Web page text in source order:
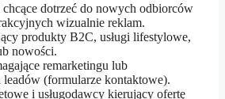
dotrzeć do nowych odbiorców
wizualnie reklam.
produkty B2C, usługi lifestylowe,
nowości.
remarketingu lub
(formularze kontaktowe).
i usługodawcy kierujący ofertę